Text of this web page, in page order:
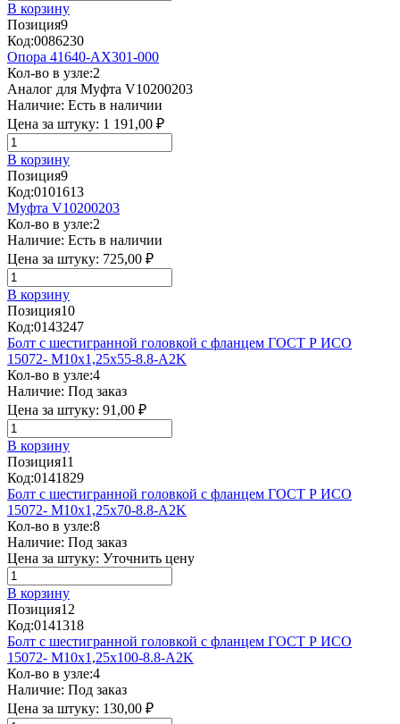
В корзину
Позиция9
Код:0086230
Опора 41640-AX301-000
Кол-во в узле:2
Аналог для Муфта V10200203
Наличие: Есть в наличии
Цена за штуку: 1 191,00 ₽
В корзину
Позиция9
Код:0101613
Муфта V10200203
Кол-во в узле:2
Наличие: Есть в наличии
Цена за штуку: 725,00 ₽
В корзину
Позиция10
Код:0143247
Болт с шестигранной головкой с фланцем ГОСТ Р ИСО
15072- М10х1,25х55-8.8-А2K
Кол-во в узле:4
Наличие: Под заказ
Цена за штуку: 91,00 ₽
В корзину
Позиция11
Код:0141829
Болт с шестигранной головкой с фланцем ГОСТ Р ИСО
15072- М10х1,25х70-8.8-А2K
Кол-во в узле:8
Наличие: Под заказ
Цена за штуку: Уточнить цену
В корзину
Позиция12
Код:0141318
Болт с шестигранной головкой с фланцем ГОСТ Р ИСО
15072- М10х1,25х100-8.8-А2K
Кол-во в узле:4
Наличие: Под заказ
Цена за штуку: 130,00 ₽